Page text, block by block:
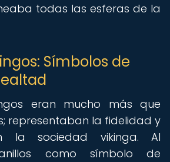
todas las esferas de la
Símbolos de
eran mucho más que
representaban la fidelidad y
la sociedad vikinga. Al
como símbolo de